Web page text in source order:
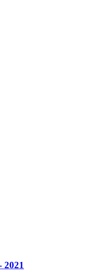
2021